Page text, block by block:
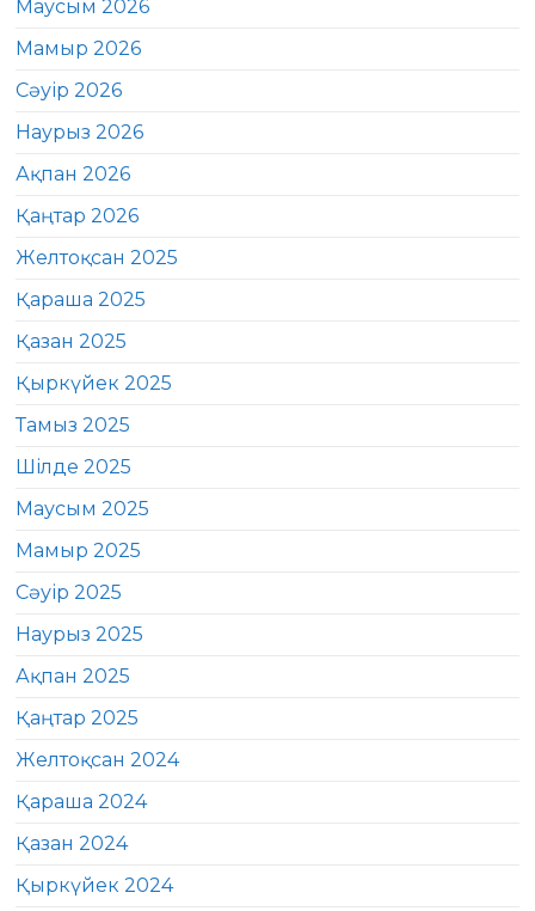
Маусым 2026
Мамыр 2026
Сәуір 2026
Наурыз 2026
Ақпан 2026
Қаңтар 2026
Желтоқсан 2025
Қараша 2025
Қазан 2025
Қыркүйек 2025
Тамыз 2025
Шілде 2025
Маусым 2025
Мамыр 2025
Сәуір 2025
Наурыз 2025
Ақпан 2025
Қаңтар 2025
Желтоқсан 2024
Қараша 2024
Қазан 2024
Қыркүйек 2024